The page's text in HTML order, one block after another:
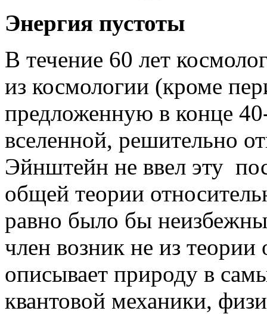
Энергия пустоты
В течение 60 лет
из космологии (кроме
предложенную в конце
вселенной, решительно
Эйнштейн не ввел эту
общей теории
равно было бы
член возник не из теории
описывает природу в
квантовой механики,